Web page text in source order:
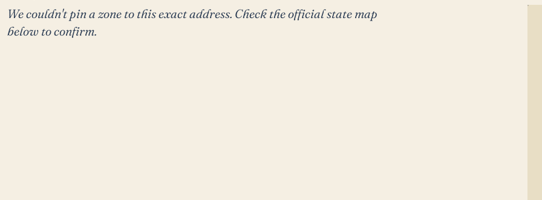
We couldn't pin a zone to this exact address. Check the official state map
below to confirm.